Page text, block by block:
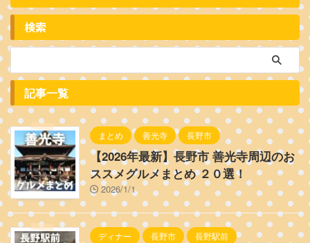
検索
記事一覧
まとめ 善光寺 長野市
【2026年最新】長野市 善光寺周辺のお
ススメグルメまとめ ２０選！
2026/1/1
ディナー 長野市 長野駅前